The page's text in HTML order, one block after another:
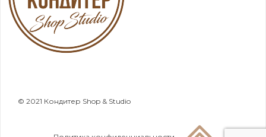
© 2021 Кондитер Shop & Studio